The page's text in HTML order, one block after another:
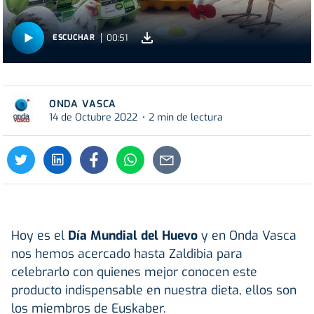
ESCUCHAR 00:51
ONDA VASCA
14 de Octubre 2022
2 min de lectura
Hoy es el Día Mundial del Huevo y en Onda Vasca
nos hemos acercado hasta Zaldibia para
celebrarlo con quienes mejor conocen este
producto indispensable en nuestra dieta, ellos son
los miembros de Euskaber.